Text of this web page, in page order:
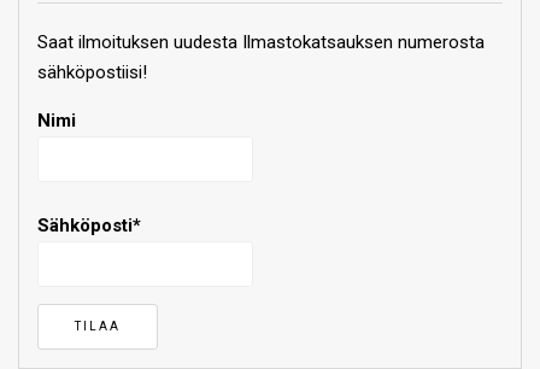
Saat ilmoituksen uudesta Ilmastokatsauksen numerosta
sähköpostiisi!
Nimi
Sähköposti*